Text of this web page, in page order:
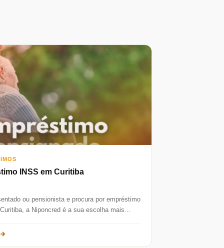
INSS em Curitiba
ou pensionista e procura por empréstimo
a Niponcred é a sua escolha mais